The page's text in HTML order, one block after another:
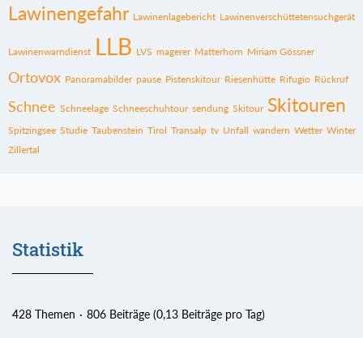
Lawinengefahr Lawinenlagebericht Lawinenverschüttetensuchgerät
Lawinenwarndienst LLB LVS magerer Matterhorn Miriam Gössner
Ortovox Panoramabilder pause Pistenskitour Riesenhütte Rifugio Rückruf
Schnee Schneelage Schneeschuhtour sendung Skitour Skitouren
Spitzingsee Studie Taubenstein Tirol Transalp tv Unfall wandern Wetter Winter
Zillertal
Statistik
428 Themen 806 Beiträge (0,13 Beiträge pro Tag)